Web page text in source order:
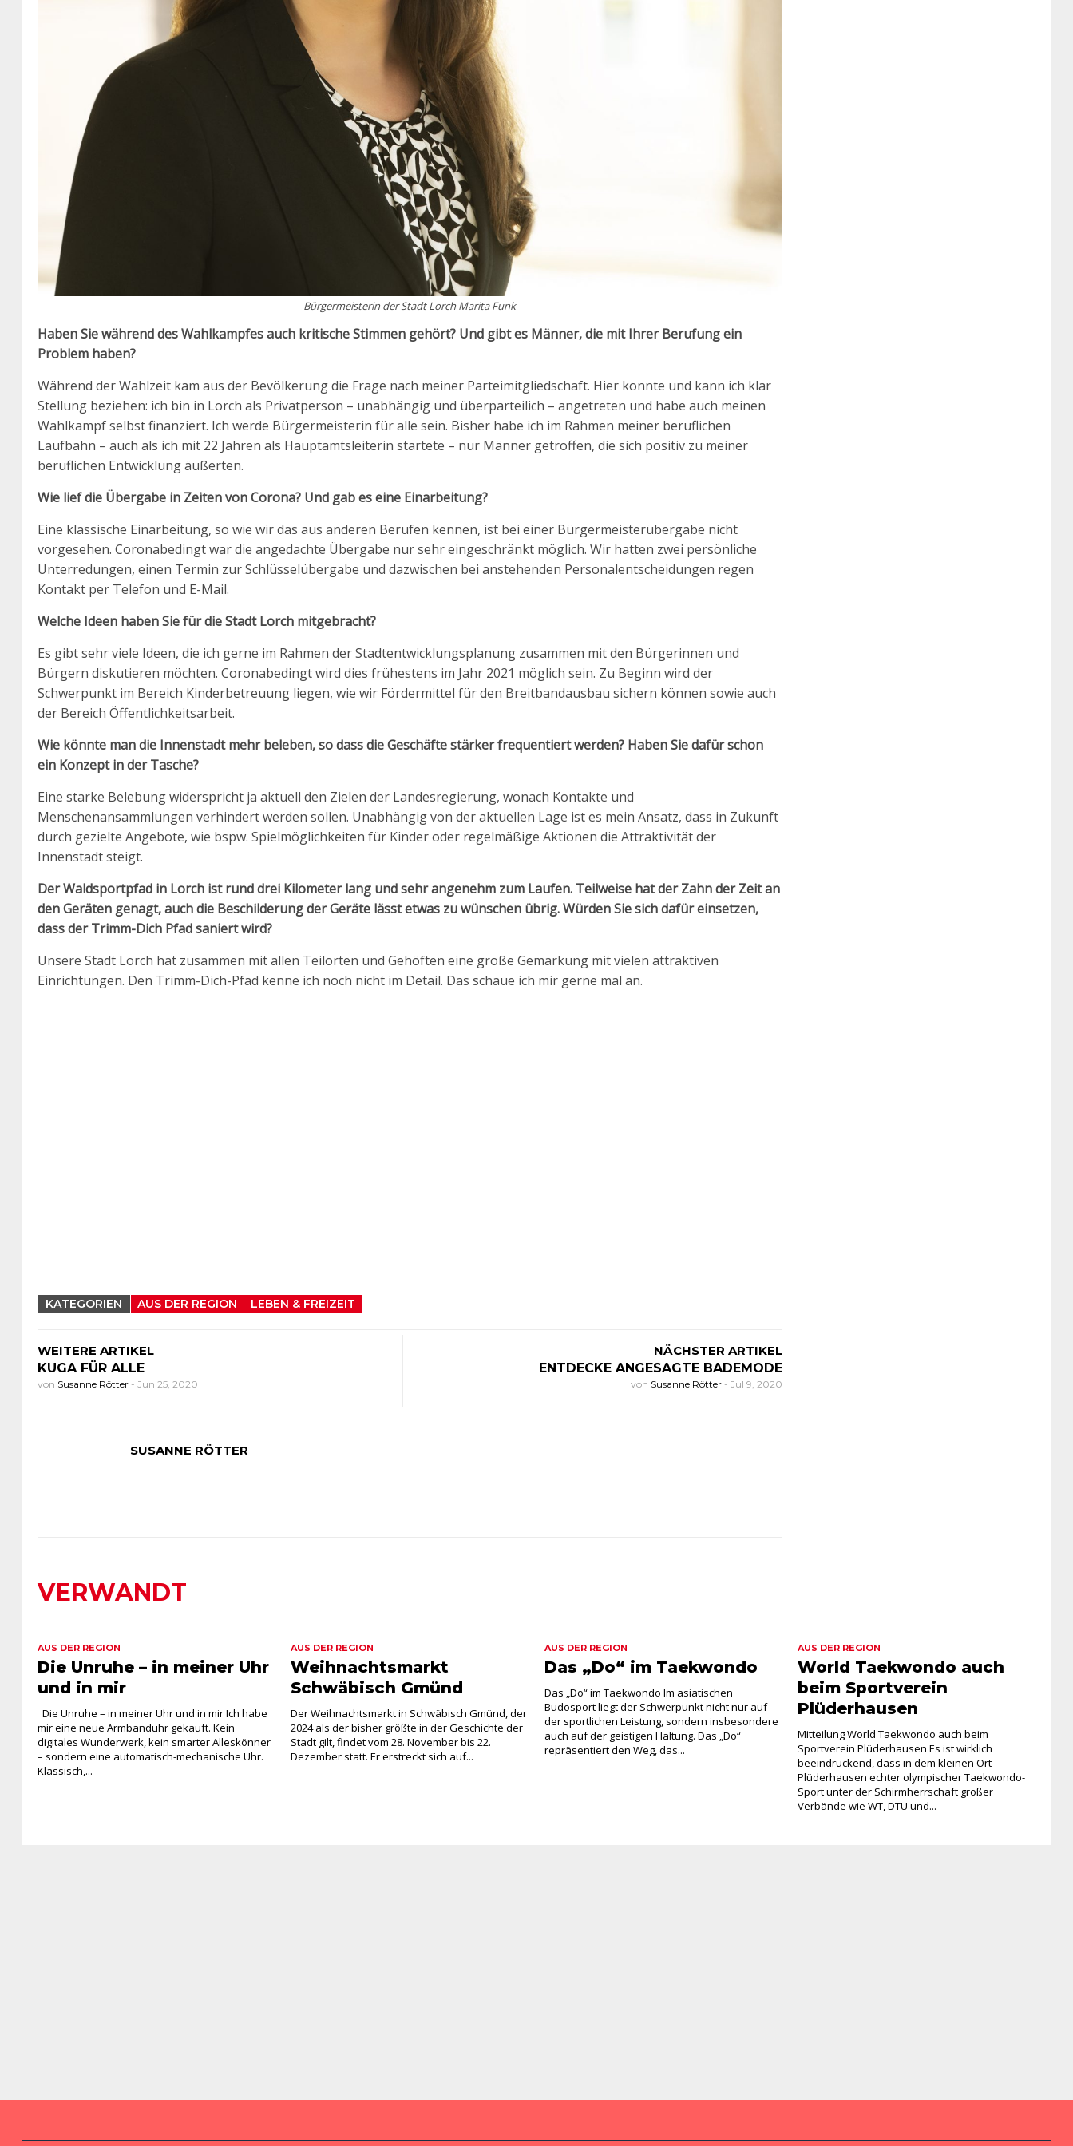
Bürgermeisterin der Stadt Lorch Marita Funk
Haben Sie während des Wahlkampfes auch kritische Stimmen gehört? Und gibt es Männer, die mit Ihrer Berufung ein
Problem haben?
Während der Wahlzeit kam aus der Bevölkerung die Frage nach meiner Parteimitgliedschaft. Hier konnte und kann ich klar
Stellung beziehen: ich bin in Lorch als Privatperson – unabhängig und überparteilich – angetreten und habe auch meinen
Wahlkampf selbst finanziert. Ich werde Bürgermeisterin für alle sein. Bisher habe ich im Rahmen meiner beruflichen
Laufbahn – auch als ich mit 22 Jahren als Hauptamtsleiterin startete – nur Männer getroffen, die sich positiv zu meiner
beruflichen Entwicklung äußerten.
Wie lief die Übergabe in Zeiten von Corona? Und gab es eine Einarbeitung?
Eine klassische Einarbeitung, so wie wir das aus anderen Berufen kennen, ist bei einer Bürgermeisterübergabe nicht
vorgesehen. Coronabedingt war die angedachte Übergabe nur sehr eingeschränkt möglich. Wir hatten zwei persönliche
Unterredungen, einen Termin zur Schlüsselübergabe und dazwischen bei anstehenden Personalentscheidungen regen
Kontakt per Telefon und E-Mail.
Welche Ideen haben Sie für die Stadt Lorch mitgebracht?
Es gibt sehr viele Ideen, die ich gerne im Rahmen der Stadtentwicklungsplanung zusammen mit den Bürgerinnen und
Bürgern diskutieren möchten. Coronabedingt wird dies frühestens im Jahr 2021 möglich sein. Zu Beginn wird der
Schwerpunkt im Bereich Kinderbetreuung liegen, wie wir Fördermittel für den Breitbandausbau sichern können sowie auch
der Bereich Öffentlichkeitsarbeit.
Wie könnte man die Innenstadt mehr beleben, so dass die Geschäfte stärker frequentiert werden? Haben Sie dafür schon
ein Konzept in der Tasche?
Eine starke Belebung widerspricht ja aktuell den Zielen der Landesregierung, wonach Kontakte und
Menschenansammlungen verhindert werden sollen. Unabhängig von der aktuellen Lage ist es mein Ansatz, dass in Zukunft
durch gezielte Angebote, wie bspw. Spielmöglichkeiten für Kinder oder regelmäßige Aktionen die Attraktivität der
Innenstadt steigt.
Der Waldsportpfad in Lorch ist rund drei Kilometer lang und sehr angenehm zum Laufen. Teilweise hat der Zahn der Zeit an
den Geräten genagt, auch die Beschilderung der Geräte lässt etwas zu wünschen übrig.Würden Sie sich dafür einsetzen,
dass der Trimm-Dich Pfad saniert wird?
Unsere Stadt Lorch hat zusammen mit allen Teilorten und Gehöften eine große Gemarkung mit vielen attraktiven
Einrichtungen. Den Trimm-Dich-Pfad kenne ich noch nicht im Detail. Das schaue ich mir gerne mal an.
KATEGORIEN AUS DER REGION LEBEN & FREIZEIT
WEITERE ARTIKEL
KUGA FÜR ALLE
von Susanne Rötter - Jun 25, 2020
NÄCHSTER ARTIKEL
ENTDECKE ANGESAGTE BADEMODE
von Susanne Rötter - Jul 9, 2020
SUSANNE RÖTTER
VERWANDT
AUS DER REGION
Die Unruhe – in meiner Uhr
und in mir
Die Unruhe – in meiner Uhr und in mir Ich habe
mir eine neue Armbanduhr gekauft. Kein
digitales Wunderwerk, kein smarter Alleskönner
– sondern eine automatisch-mechanische Uhr.
Klassisch,...
AUS DER REGION
Weihnachtsmarkt
Schwäbisch Gmünd
Der Weihnachtsmarkt in Schwäbisch Gmünd, der
2024 als der bisher größte in der Geschichte der
Stadt gilt, findet vom 28. November bis 22.
Dezember statt. Er erstreckt sich auf...
AUS DER REGION
Das „Do“ im Taekwondo
Das „Do“ im Taekwondo Im asiatischen
Budosport liegt der Schwerpunkt nicht nur auf
der sportlichen Leistung, sondern insbesondere
auch auf der geistigen Haltung. Das „Do“
repräsentiert den Weg, das...
AUS DER REGION
World Taekwondo auch
beim Sportverein
Plüderhausen
Mitteilung World Taekwondo auch beim
Sportverein Plüderhausen Es ist wirklich
beeindruckend, dass in dem kleinen Ort
Plüderhausen echter olympischer Taekwondo-
Sport unter der Schirmherrschaft großer
Verbände wie WT, DTU und...